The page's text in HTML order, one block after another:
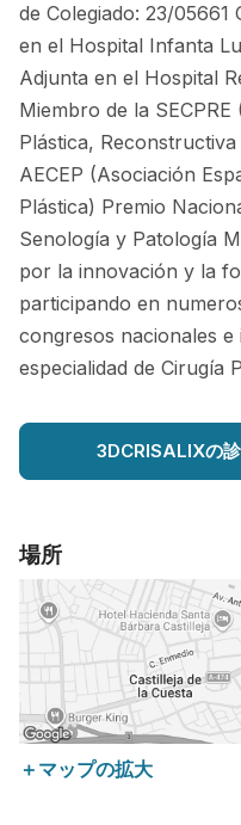
de Colegiado: 23/05661
en el Hospital Infanta
Adjunta en el Hospital
Miembro de la
Plástica,
AECEP (Asociación
Plástica) Premio
Senología y Patología
por la innovación y la
participando en
congresos nacionales
especialidad de Cirugía
3DCRISALIXの
場所
＋マップの拡大